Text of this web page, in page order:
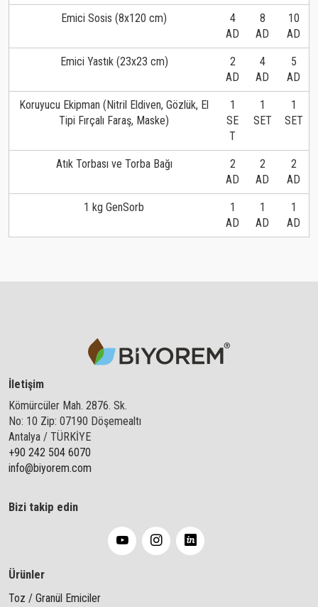
Emici Sosis (8x120 cm)
4
AD
8
AD
10
AD
Emici Yastık (23x23 cm)
2
AD
4
AD
5
AD
Koruyucu Ekipman (Nitril Eldiven, Gözlük, El
Tipi Fırçalı Faraş, Maske)
1
SE
T
1
SET
1
SET
Atık Torbası ve Torba Bağı
2
AD
2
AD
2
AD
1 kg GenSorb
1
AD
1
AD
1
AD
İletişim
Kömürcüler Mah. 2876. Sk.
No: 10 Zip: 07190 Döşemealtı
Antalya / TÜRKİYE
+90 242 504 6070
info@biyorem.com
Bizi takip edin
Ürünler
Toz / Granül Emiciler